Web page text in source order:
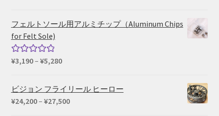
フェルトソール用アルミチップ（Aluminum Chips
for Felt Sole)
5段階中
¥3,190– ¥5,280価
帯:
ビジョン フライリール ヒーロー
¥24,200– ¥27,500価